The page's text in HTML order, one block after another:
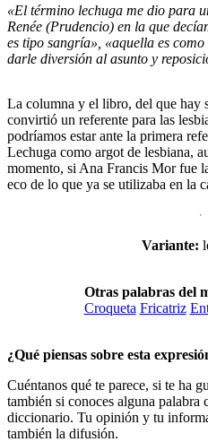
«El término lechuga me dio para
Renée (Prudencio) en la que
es tipo sangría», «aquella es
darle diversión al asunto y
La columna y el libro, del que hay
convirtió un referente para las
podríamos estar ante la primera
Lechuga como argot de lesbiana,
momento, si Ana Francis Mor fue
eco de lo que ya se utilizaba en la
Variante:
Otras palabras del
Croqueta Fricatriz
¿Qué piensas sobre esta
Cuéntanos qué te parece, si te ha
también si conoces alguna palabra
diccionario. Tu opinión y tu
también la difusión.